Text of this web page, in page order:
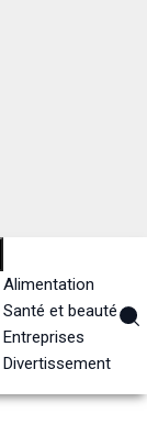
Alimentation
Santé et beauté
Entreprises
Divertissement